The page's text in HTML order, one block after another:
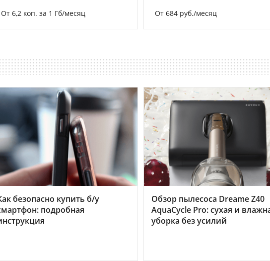
От 6,2 коп. за 1 Гб/месяц От 684 руб./месяц
безопасно купить б/у
подробная
Обзор пылесоса Dreame Z40
AquaCycle Pro: сухая и
уборка без усилий